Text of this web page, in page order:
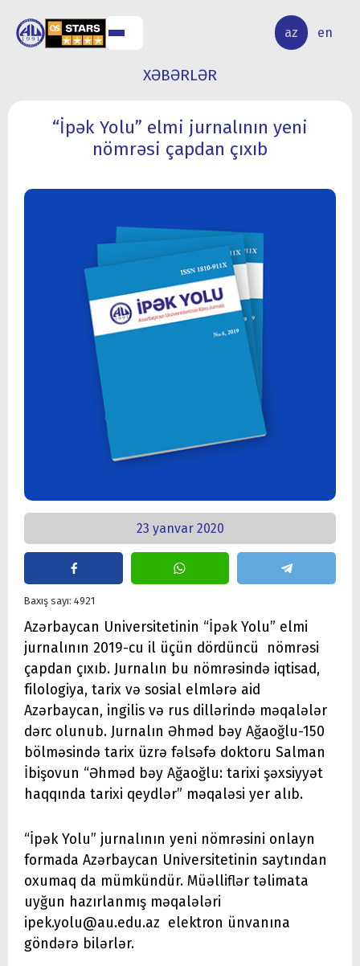
az en
ELMİ
TƏDQİQAT
XƏBƏRLƏR
“İpək Yolu” elmi jurnalının yeni
nömrəsi çapdan çıxıb
23 yanvar 2020
Baxış sayı: 4921
Azərbaycan Universitetinin “İpək Yolu” elmi
jurnalının 2019-cu il üçün dördüncü nömrəsi
çapdan çıxıb. Jurnalın bu nömrəsində iqtisad,
filologiya, tarix və sosial elmlərə aid
Azərbaycan, ingilis və rus dillərində məqalələr
dərc olunub. Jurnalın Əhməd bəy Ağaoğlu-150
bölməsində tarix üzrə fəlsəfə doktoru Salman
İbişovun “Əhməd bəy Ağaoğlu: tarixi şəxsiyyət
haqqında tarixi qeydlər” məqaləsi yer alıb.
“İpək Yolu” jurnalının yeni nömrəsini onlayn
formada Azərbaycan Universitetinin saytından
oxumaq da mümkündür. Müəlliflər təlimata
uyğun hazırlanmış məqalələri
ipek.yolu@au.edu.az elektron ünvanına
göndərə bilərlər.